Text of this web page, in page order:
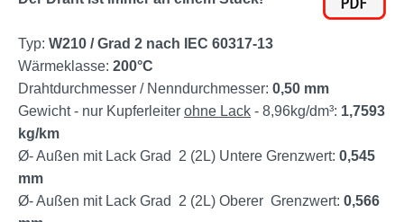
Typ: W210 / Grad 2 nach IEC 60317-13
Wärmeklasse: 200°C
Drahtdurchmesser / Nenndurchmesser: 0,50 mm
Gewicht - nur Kupferleiter ohne Lack - 8,96kg/dm³: 1,7593
kg/km
Ø- Außen mit Lack Grad 2 (2L) Untere Grenzwert: 0,545
mm
Ø- Außen mit Lack Grad 2 (2L) Oberer Grenzwert: 0,566